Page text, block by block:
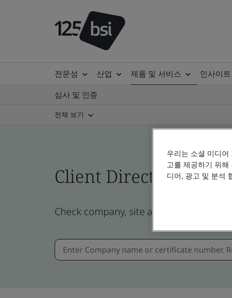
전문성 산업 제품 및 서비스 인사이
심사 및 인증
전체 보기
Client Directory
Check company, site and product
우리는 소셜 미디
고를 제공하기 위
디어, 광고 및 분석